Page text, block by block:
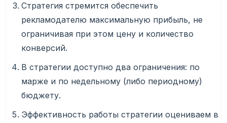
Стратегия стремится обеспечить
рекламодателю максимальную прибыль, не
ограничивая при этом цену и количество
конверсий.
В стратегии доступно два ограничения: по
марже и по недельному (либо периодному)
бюджету.
Эффективность работы стратегии оцениваем в